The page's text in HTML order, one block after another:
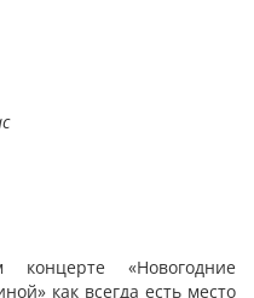
«Новогодние
как всегда есть место